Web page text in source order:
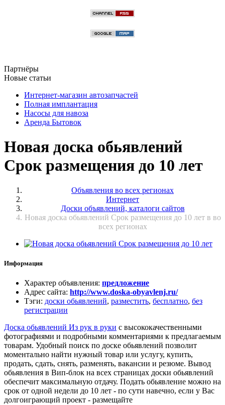
Партнёры
Новые статьи
Интернет-магазин автозапчастей
Полная имплантация
Насосы для навоза
Аренда Бытовок
Новая доска обьявлений
Срок размещения до 10 лет
Объявления во всех регионах
Интернет
Доски объявлений, каталоги сайтов
Новая доска обьявлений Срок размещения до 10 лет в во
всех регионах
Информация
Характер объявления: предложение
Адрес сайта: http://www.doska-obyavlenj.ru/
Тэги: доски обьявлений, разместить, бесплатно, без
регистрации
Доска обьявлений Из рук в руки с высококачественными
фотографиями и подробными комментариями к предлагаемым
товарам. Удобный поиск по доске обьявлений позволит
моментально найти нужный товар или услугу, купить,
продать, сдать, снять, разменять, вакансии и резюме. Вывод
обьявления в Вип-блок на всех страницах доски обьявлений
обеспечит максимальную отдачу. Подать обьявление можно на
срок от одной недели до 10 лет - по сути навечно, если у Вас
долгоиграющий проект - размещайте